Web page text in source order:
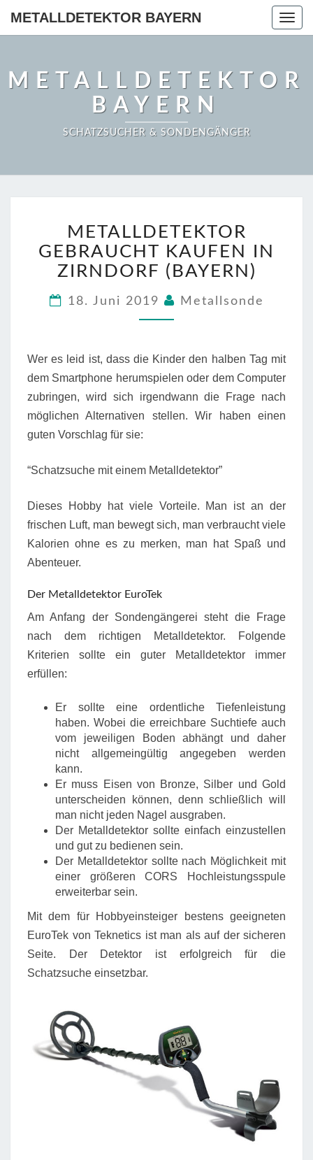
METALLDETEKTOR BAYERN
METALLDETEKTOR
BAYERN
SCHATZSUCHER & SONDENGÄNGER
GEBRAUCHT
KAUFEN
IN
ZIRNDORF
(BAYERN)
METALLDETEKTOR
GEBRAUCHT KAUFEN IN
ZIRNDORF (BAYERN)
18. Juni 2019 Metallsonde
Wer es leid ist, dass die Kinder den halben Tag mit
dem Smartphone herumspielen oder dem Computer
zubringen, wird sich irgendwann die Frage nach
möglichen Alternativen stellen. Wir haben einen
guten Vorschlag für sie:
“Schatzsuche mit einem Metalldetektor”
Dieses Hobby hat viele Vorteile. Man ist an der
frischen Luft, man bewegt sich, man verbraucht viele
Kalorien ohne es zu merken, man hat Spaß und
Abenteuer.
Der Metalldetektor EuroTek
Am Anfang der Sondengängerei steht die Frage
nach dem richtigen Metalldetektor. Folgende
Kriterien sollte ein guter Metalldetektor immer
erfüllen:
Er sollte eine ordentliche Tiefenleistung
haben. Wobei die erreichbare Suchtiefe auch
vom jeweiligen Boden abhängt und daher
nicht allgemeingültig angegeben werden
kann.
Er muss Eisen von Bronze, Silber und Gold
unterscheiden können, denn schließlich will
man nicht jeden Nagel ausgraben.
Der Metalldetektor sollte einfach einzustellen
und gut zu bedienen sein.
Der Metalldetektor sollte nach Möglichkeit mit
einer größeren CORS Hochleistungsspule
erweiterbar sein.
Mit dem für Hobbyeinsteiger bestens geeigneten
EuroTek von Teknetics ist man als auf der sicheren
Seite. Der Detektor ist erfolgreich für die
Schatzsuche einsetzbar.